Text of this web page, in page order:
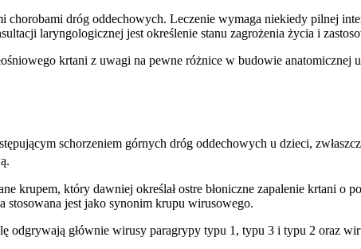
chorobami dróg oddechowych. Leczenie wymaga niekiedy pilnej
laryngologicznej jest określenie stanu zagrożenia życia i
krtani z uwagi na pewne różnice w budowie anatomicznej
schorzeniem górnych dróg oddechowych u dzieci,
krupem, który dawniej określał ostre błoniczne zapalenie krtani
stosowana jest jako synonim krupu wirusowego.
odgrywają głównie wirusy paragrypy typu 1, typu 3 i typu 2 oraz